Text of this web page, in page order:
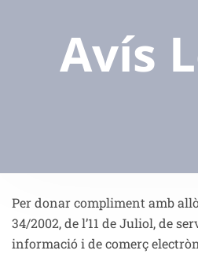
Avís
Per donar compliment amb
34/2002, de l’11 de Juliol, de
informació i de comerç